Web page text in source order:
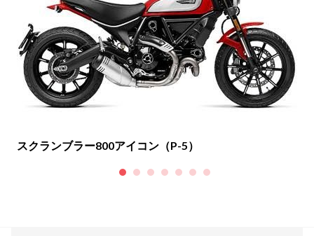
スクランブラー800アイコン（P-5）